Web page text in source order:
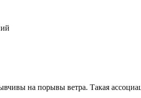
на порывы ветра. Такая